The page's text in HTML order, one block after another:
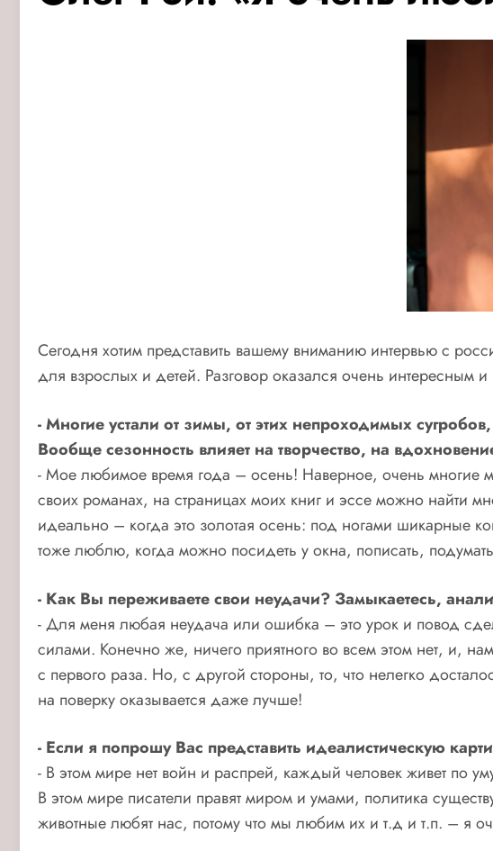
Сегодня хотим представить вашему вниманию интервью с
для взрослых и детей. Разговор оказался очень интересным и
- Многие устали от зимы, от этих непроходимых
Вообще сезонность влияет на творчество, на
- Мое любимое время года – осень! Наверное, очень многие
своих романах, на страницах моих книг и эссе можно найти
идеально – когда это золотая осень: под ногами шикарные
тоже люблю, когда можно посидеть у окна, пописать,
- Как Вы переживаете свои неудачи? Замыкаетесь,
- Для меня любая неудача или ошибка – это урок и повод
силами. Конечно же, ничего приятного во всем этом нет, и,
с первого раза. Но, с другой стороны, то, что нелегко
на поверку оказывается даже лучше!
- Если я попрошу Вас представить идеалистическую
- В этом мире нет войн и распрей, каждый человек живет по
В этом мире писатели правят миром и умами, политика
животные любят нас, потому что мы любим их и т.д и т.п. – я